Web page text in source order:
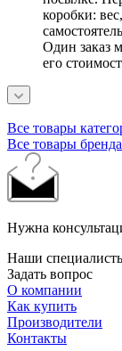
коробки:
Один заказ
его
Все товары
Все товары
Нужна
Наши
Задать вопрос
О компании
Как купить
Производители
Контакты